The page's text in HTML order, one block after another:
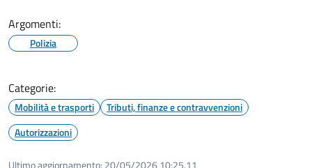
Argomenti:
Polizia
Categorie:
Mobilità e trasporti
Tributi, finanze e contravvenzioni
Autorizzazioni
Ultimo aggiornamento: 20/05/2026 10:25.11